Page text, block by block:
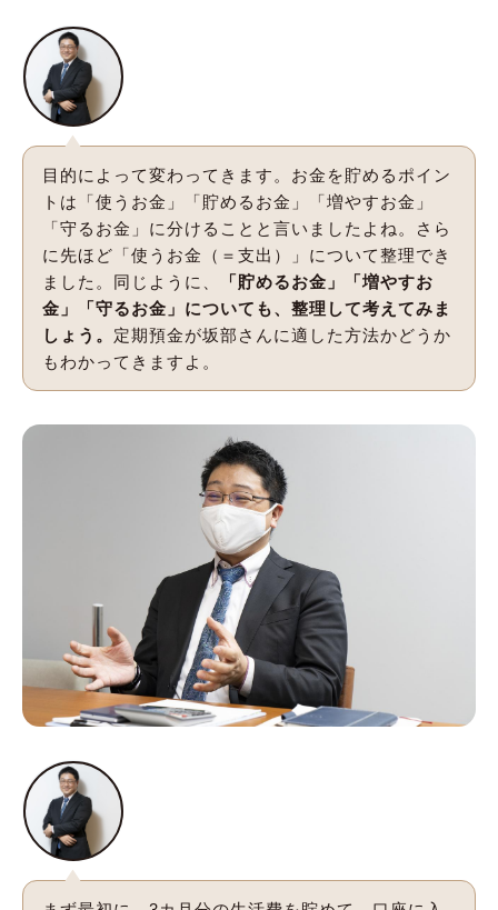
目的によって変わってきます。お金を貯めるポイン
トは「使うお金」「貯めるお金」「増やすお金」
「守るお金」に分けることと言いましたよね。さら
に先ほど「使うお金（＝支出）」について整理でき
ました。同じように、
「貯めるお金」「増やすお
金」「守るお金」についても、整理して考えてみま
しょう。 定期預金が坂部さんに適した方法かどうか
もわかってきますよ。